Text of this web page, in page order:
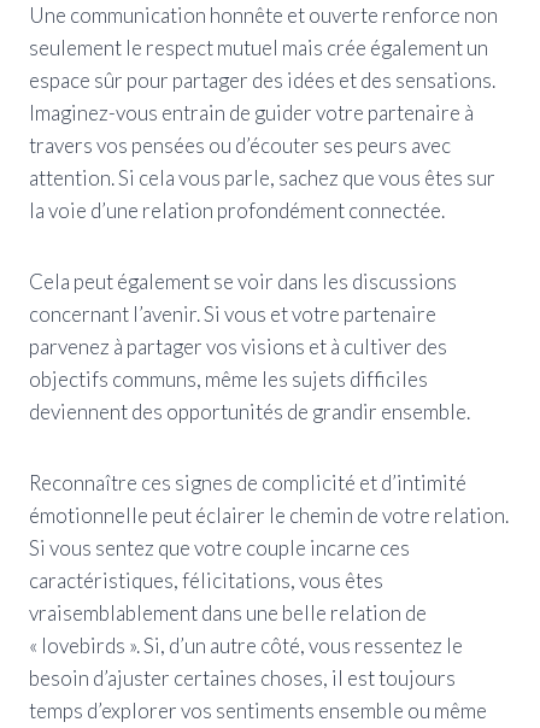
Une communication honnête et ouverte renforce non
seulement le respect mutuel mais crée également un
espace sûr pour partager des idées et des sensations.
Imaginez-vous entrain de guider votre partenaire à
travers vos pensées ou d’écouter ses peurs avec
attention. Si cela vous parle, sachez que vous êtes sur
la voie d’une relation profondément connectée.
Cela peut également se voir dans les discussions
concernant l’avenir. Si vous et votre partenaire
parvenez à partager vos visions et à cultiver des
objectifs communs, même les sujets difficiles
deviennent des opportunités de grandir ensemble.
Reconnaître ces signes de complicité et d’intimité
émotionnelle peut éclairer le chemin de votre relation.
Si vous sentez que votre couple incarne ces
caractéristiques, félicitations, vous êtes
vraisemblablement dans une belle relation de
« lovebirds ». Si, d’un autre côté, vous ressentez le
besoin d’ajuster certaines choses, il est toujours
temps d’explorer vos sentiments ensemble ou même